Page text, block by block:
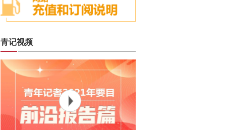
青记视频